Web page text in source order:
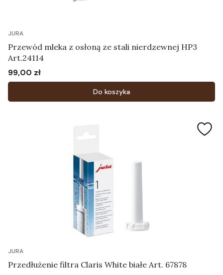
JURA
Przewód mleka z osłoną ze stali nierdzewnej HP3
Art.24114
Cena
99,00 zł
Do koszyka
JURA
Przedłużenie filtra Claris White białe Art. 67878